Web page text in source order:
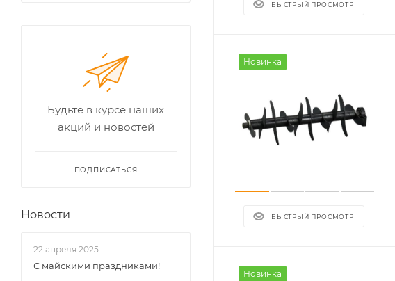
БЫСТРЫЙ ПРОСМОТР
Новинка
БЫСТРЫЙ ПРОСМОТР
Новинка
Будьте в курсе наших
акций и новостей
ПОДПИСАТЬСЯ
Новости
22 апреля 2025
С майскими праздниками!